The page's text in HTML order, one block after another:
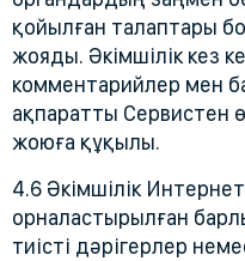
қойылған талаптары
жояды. Әкімшілік кез
комментарийлер мен
ақпаратты Сервистен
жоюға құқылы.
4.6 Әкімшілік
орналастырылған
тиісті дәрігерлер